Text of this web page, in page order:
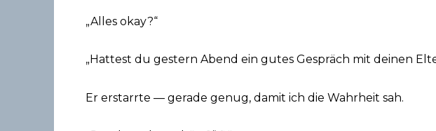
„Alles okay?“
„Hattest du gestern Abend ein gutes Gespräch mit deinen
Er erstarrte — gerade genug, damit ich die Wahrheit sah.